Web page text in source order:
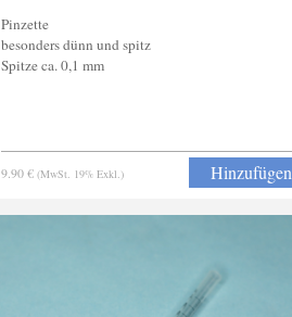
Pinzette
besonders dünn und spitz
Spitze ca. 0,1 mm
9.90 € (MwSt. 19% Exkl.) Hinzufügen